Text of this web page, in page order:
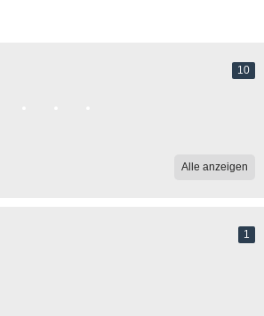
10
Alle anzeigen
1